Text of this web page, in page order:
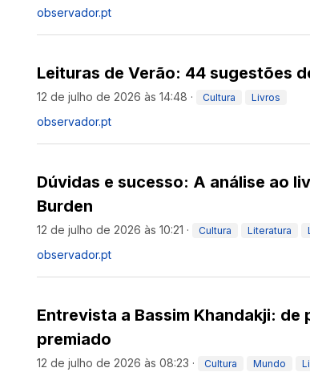
observador.pt
Leituras de Verão: 44 sugestões
12 de julho de 2026 às 14:48 · Cultura Livros
observador.pt
Dúvidas e sucesso: A análise ao
Burden
12 de julho de 2026 às 10:21 · Cultura Literatura
observador.pt
Entrevista a Bassim Khandakji:
premiado
12 de julho de 2026 às 08:23 · Cultura Mundo